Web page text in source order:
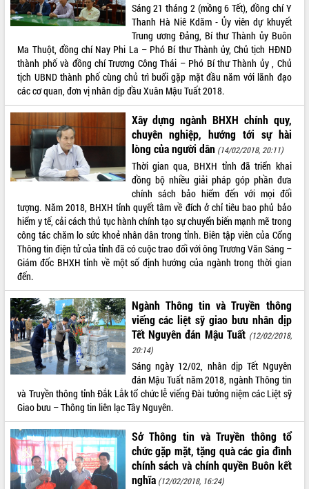
Hôm nay: 30448
Tất cả: 66075771
Sáng 21 tháng 2 (mồng 6 Tết), đồng chí Y
Thanh Hà Niê Kdăm - Ủy viên dự khuyết
Trung ương Đảng, Bí thư Thành ủy Buôn
Ma Thuột, đồng chí Nay Phi La – Phó Bí thư Thành ủy, Chủ tịch HĐND
thành phố và đồng chí Trương Công Thái – Phó Bí thư Thành ủy , Chủ
tịch UBND thành phố cùng chủ trì buổi gặp mặt đầu năm với lãnh đạo
các cơ quan, đơn vị nhân dịp đầu Xuân Mậu Tuất 2018.
Xây dựng ngành BHXH chính quy,
chuyên nghiệp, hướng tới sự hài
lòng của người dân (14/02/2018, 20:11)
Thời gian qua, BHXH tỉnh đã triển khai
đồng bộ nhiều giải pháp góp phần đưa
chính sách bảo hiểm đến với mọi đối
tượng. Năm 2018, BHXH tỉnh quyết tâm về đích ở chỉ tiêu bao phủ bảo
hiểm y tế, cải cách thủ tục hành chính tạo sự chuyển biến mạnh mẽ trong
công tác chăm lo sức khoẻ nhân dân trong tỉnh. Biên tập viên của Cổng
Thông tin điện tử của tỉnh đã có cuộc trao đổi với ông Trương Văn Sáng –
Giám đốc BHXH tỉnh về một số định hướng của ngành trong thời gian
đến.
Ngành Thông tin và Truyền thông
viếng các liệt sỹ giao bưu nhân dịp
Tết Nguyên đán Mậu Tuất (12/02/2018,
20:14)
Sáng ngày 12/02, nhân dịp Tết Nguyên
đán Mậu Tuất năm 2018, ngành Thông tin
và Truyền thông tỉnh Đắk Lắk tổ chức lễ viếng Đài tưởng niệm các Liệt sỹ
Giao bưu – Thông tin liên lạc Tây Nguyên.
Sở Thông tin và Truyền thông tổ
chức gặp mặt, tặng quà các gia đình
chính sách và chính quyền Buôn kết
nghĩa (12/02/2018, 16:24)